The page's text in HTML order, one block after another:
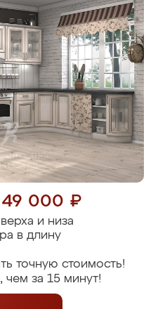
49 000 ₽
и низа
в длину
точную стоимость!
за 15 минут!